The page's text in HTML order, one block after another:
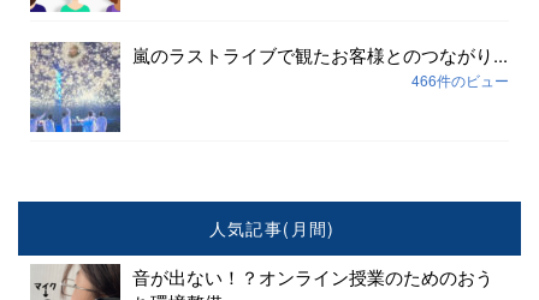
嵐のラストライブで観たお客様とのつながり...
466件のビュー
人気記事(月間)
音が出ない！？オンライン授業のためのおう